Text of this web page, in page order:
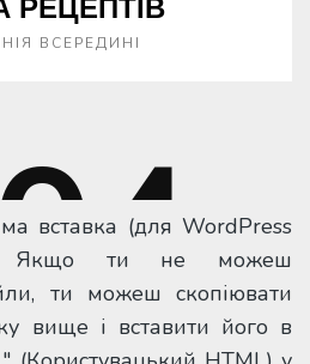
вставка (для WordPress
Якщо ти не можеш
ти можеш скопіювати
вище і вставити його в